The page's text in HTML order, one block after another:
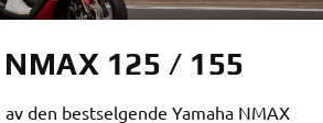
NMAX 125 / 155
den bestselgende Yamaha NMAX